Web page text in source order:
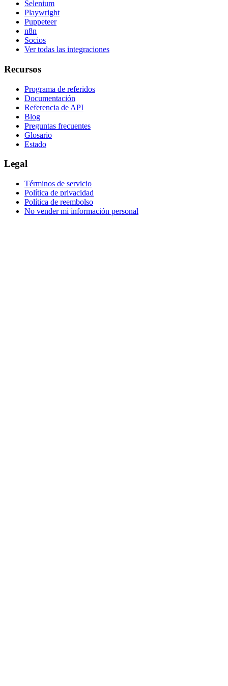
Selenium
Playwright
Puppeteer
n8n
Socios
Ver todas las integraciones
Recursos
Programa de referidos
Documentación
Referencia de API
Blog
Preguntas frecuentes
Glosario
Estado
Legal
Términos de servicio
Política de privacidad
Política de reembolso
No vender mi información personal